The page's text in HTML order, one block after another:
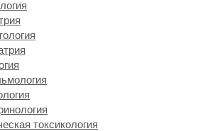
токсикология